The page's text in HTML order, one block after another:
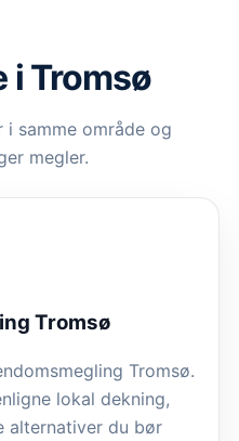
i Tromsø
i samme område og
megler.
Tromsø
Tromsø.
lokal dekning,
alternativer du bør